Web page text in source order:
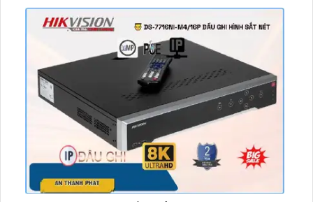
có thể xử lý dễ dàng một lượng lớn dữ liệu từ nhiều
camera khác nhau